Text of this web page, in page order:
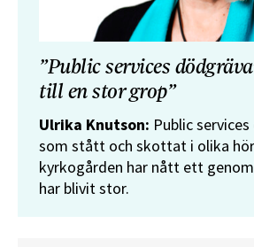
”Public services
till en stor grop”
Ulrika Knutson: Public
som stått och skottat i olika
kyrkogården har nått ett
har blivit stor.